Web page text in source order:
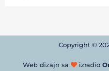
Copyright ©
Web dizajn sa izradio